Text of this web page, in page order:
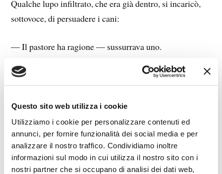
Questo sito web utilizza i cookie
Utilizziamo i cookie per personalizzare contenuti ed
annunci, per fornire funzionalità dei social media e per
analizzare il nostro traffico. Condividiamo inoltre
informazioni sul modo in cui utilizza il nostro sito con i
nostri partner che si occupano di analisi dei dati web,
Qualche lupo infiltrato, che era già dentro, si incaricò,
sottovoce, di persuadere i cani:
— Il pastore ha ragione — sussurrava uno.
— Finalmente è uno che confida nell’uomo, nelle sue
capacità, nel suo discernimento — mormorava un altro
nell’orecchio del cane più vicino.
— Basta col vecchiume del passato; — aggiungeva un
terzo — forse andava bene prima, ma i tempi sono
cambiati.